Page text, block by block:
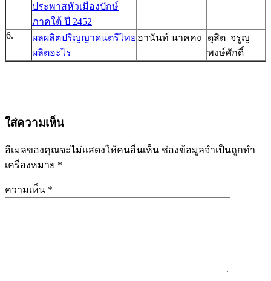
ประพาสหัวเมืองปักษ์
ภาคใต้ ปี 2452
6.
ผลผลิตปริญญาดนตรีไทย
ผลิตอะไร
อานันท์ นาคคง
ดุสิต จรูญ
พงษ์ศักดิ์
ใส่ความเห็น
อีเมลของคุณจะไม่แสดงให้คนอื่นเห็น ช่องข้อมูลจำเป็นถูกทำ
เครื่องหมาย *
ความเห็น *